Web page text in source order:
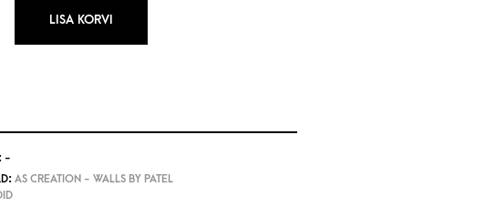
LISA KORVI
-
AS CREATION - WALLS BY PATEL